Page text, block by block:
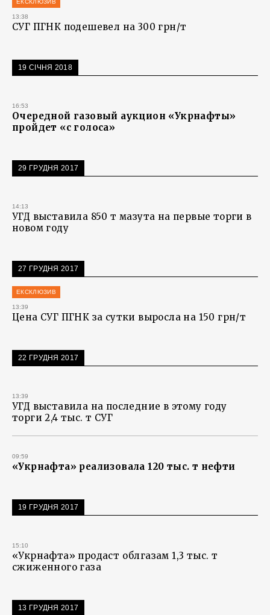
ЕКСКЛЮЗИВ
13:38
СУГ ПГНК подешевел на 300 грн/т
19 СІЧНЯ 2018
16:53
Очередной газовый аукцион «Укрнафты»
пройдет «с голоса»
29 ГРУДНЯ 2017
14:13
УГД выставила 850 т мазута на первые торги в
новом году
27 ГРУДНЯ 2017
ЕКСКЛЮЗИВ
13:39
Цена СУГ ПГНК за сутки выросла на 150 грн/т
22 ГРУДНЯ 2017
13:39
УГД выставила на последние в этому году
торги 2,4 тыс. т СУГ
09:59
«Укрнафта» реализовала 120 тыс. т нефти
19 ГРУДНЯ 2017
15:10
«Укрнафта» продаст облгазам 1,3 тыс. т
сжиженного газа
13 ГРУДНЯ 2017